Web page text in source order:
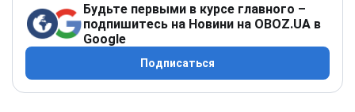
Будьте первыми в курсе главного –
подпишитесь на Новини на OBOZ.UA в
Google
Подписаться